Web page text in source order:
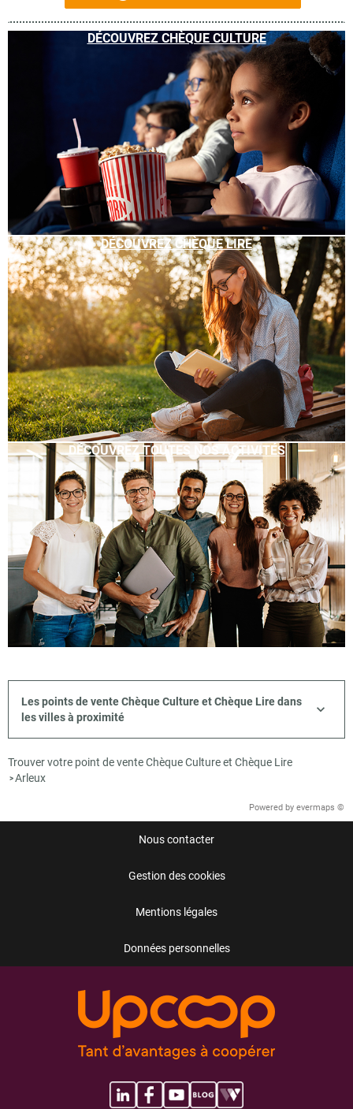
DÉCOUVREZ CHÈQUE CULTURE
DÉCOUVREZ CHÈQUE LIRE
DÉCOUVREZ TOUTES NOS ACTIVITÉS
Les points de vente Chèque Culture et Chèque Lire dans
les villes à proximité
Trouver votre point de vente Chèque Culture et Chèque Lire
>Arleux
Powered by evermaps ©
Nous contacter
Gestion des cookies
Mentions légales
Données personnelles